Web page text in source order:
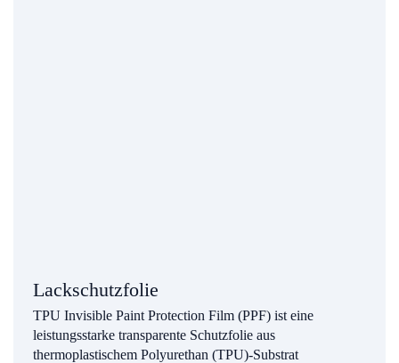
Lackschutzfolie
TPU Invisible Paint Protection Film (PPF) ist eine
leistungsstarke transparente Schutzfolie aus
thermoplastischem Polyurethan (TPU)-Substrat